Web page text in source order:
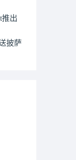
推出
披萨